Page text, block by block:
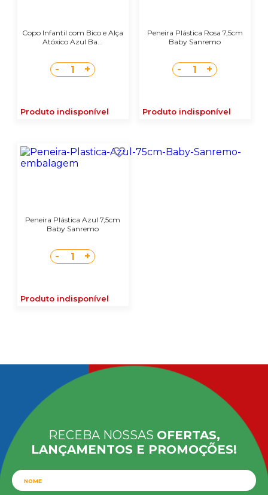
Copo Infantil com Bico e Alça
Atóxico Azul Ba...
- 1 +
Produto indisponível
Peneira Plástica Rosa 7,5cm
Baby Sanremo
- 1 +
Produto indisponível
Peneira Plástica Azul 7,5cm
Baby Sanremo
- 1 +
Produto indisponível
RECEBA NOSSAS OFERTAS,
LANÇAMENTOS E PROMOÇÕES!